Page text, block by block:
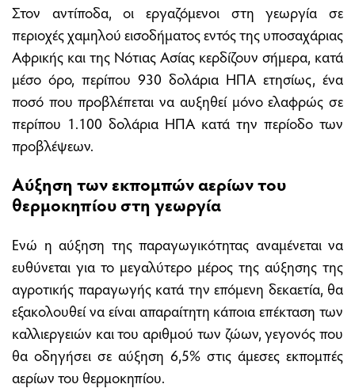
Στον αντίποδα, οι εργαζόμενοι στη γεωργία σε
περιοχές χαμηλού εισοδήματος εντός της υποσαχάριας
Αφρικής και της Νότιας Ασίας κερδίζουν σήμερα, κατά
μέσο όρο, περίπου 930 δολάρια ΗΠΑ ετησίως, ένα
ποσό που προβλέπεται να αυξηθεί μόνο ελαφρώς σε
περίπου 1.100 δολάρια ΗΠΑ κατά την περίοδο των
προβλέψεων.
Αύξηση των εκπομπών αερίων του
θερμοκηπίου στη γεωργία
Ενώ η αύξηση της παραγωγικότητας αναμένεται να
ευθύνεται για το μεγαλύτερο μέρος της αύξησης της
αγροτικής παραγωγής κατά την επόμενη δεκαετία, θα
εξακολουθεί να είναι απαραίτητη κάποια επέκταση των
καλλιεργειών και του αριθμού των ζώων, γεγονός που
θα οδηγήσει σε αύξηση 6,5% στις άμεσες εκπομπές
αερίων του θερμοκηπίου.